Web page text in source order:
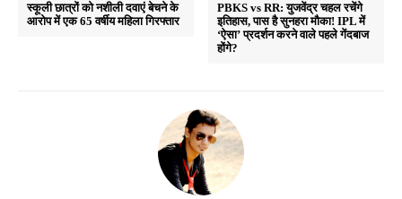
स्कूली छात्रों को नशीली दवाएं बेचने के
आरोप में एक 65 वर्षीय महिला गिरफ्तार
PBKS vs RR: युजवेंद्र चहल रचेंगे
इतिहास, पास है सुनहरा मौका! IPL में
‘ऐसा’ प्रदर्शन करने वाले पहले गेंदबाज
होंगे?